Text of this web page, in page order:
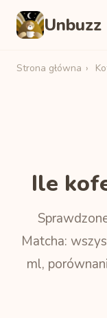
Unbuzz
Strona główna ›
Ile
Matcha:
ml,